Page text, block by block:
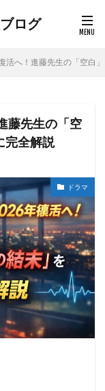
ログ
活へ！進藤先生の「空白
藤先生の「空
完全解説
ドラマ